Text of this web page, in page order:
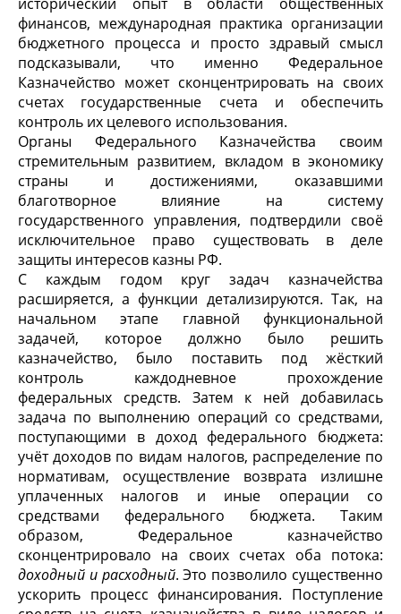
финансов, международная практика организации
бюджетного процесса и просто здравый смысл
подсказывали, что именно Федеральное
Казначейство может сконцентрировать на своих
счетах государственные счета и обеспечить
контроль их целевого использования.
Органы Федерального Казначейства своим
стремительным развитием, вкладом в экономику
страны и достижениями, оказавшими
благотворное влияние на систему
государственного управления, подтвердили своё
исключительное право существовать в деле
защиты интересов казны РФ.
С каждым годом круг задач казначейства
расширяется, а функции детализируются. Так, на
начальном этапе главной функциональной
задачей, которое должно было решить
казначейство, было поставить под жёсткий
контроль каждодневное прохождение
федеральных средств. Затем к ней добавилась
задача по выполнению операций со средствами,
поступающими в доход федерального бюджета:
учёт доходов по видам налогов, распределение по
нормативам, осуществление возврата излишне
уплаченных налогов и иные операции со
средствами федерального бюджета. Таким
образом, Федеральное казначейство
сконцентрировало на своих счетах оба потока:
доходный и расходный. Это позволило существенно
ускорить процесс финансирования. Поступление